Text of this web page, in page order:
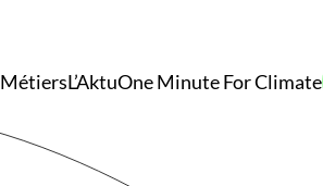
MétiersL’AktuOne Minute For Climate